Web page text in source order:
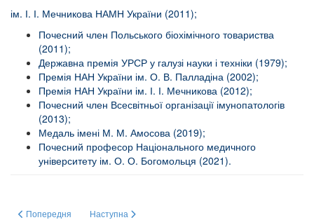
ім. І. І. Мечникова НАМН України (2011);
Почесний член Польського біохімічного товариства
(2011);
Державна премія УРСР у галузі науки і техніки (1979);
Премія НАН України ім. О. В. Палладіна (2002);
Премія НАН України ім. І. І. Мечникова (2012);
Почесний член Всесвітньої організації імунопатологів
(2013);
Медаль імені М. М. Амосова (2019);
Почесний професор Національного медичного
університету ім. О. О. Богомольця (2021).
Попередня стаття: Щиро поздоровляємо зі славним Ювілеєм
Попередня Наступна стаття: ЩИРО ВІТАЄМО СЕРГІЯ
Наступна